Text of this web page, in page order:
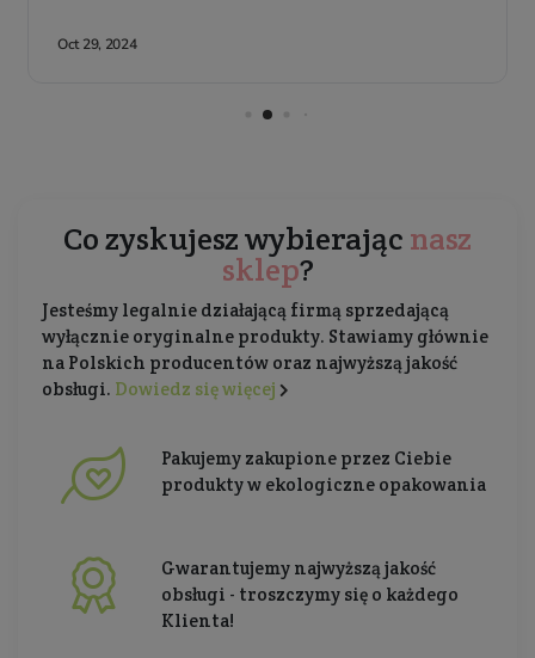
Co zyskujesz wybierając nasz
sklep?
Jesteśmy legalnie działającą firmą sprzedającą
wyłącznie oryginalne produkty. Stawiamy głównie
na Polskich producentów oraz najwyższą jakość
obsługi. Dowiedz się więcej
Pakujemy zakupione przez Ciebie
produkty w ekologiczne opakowania
Gwarantujemy najwyższą jakość
obsługi - troszczymy się o każdego
Klienta!